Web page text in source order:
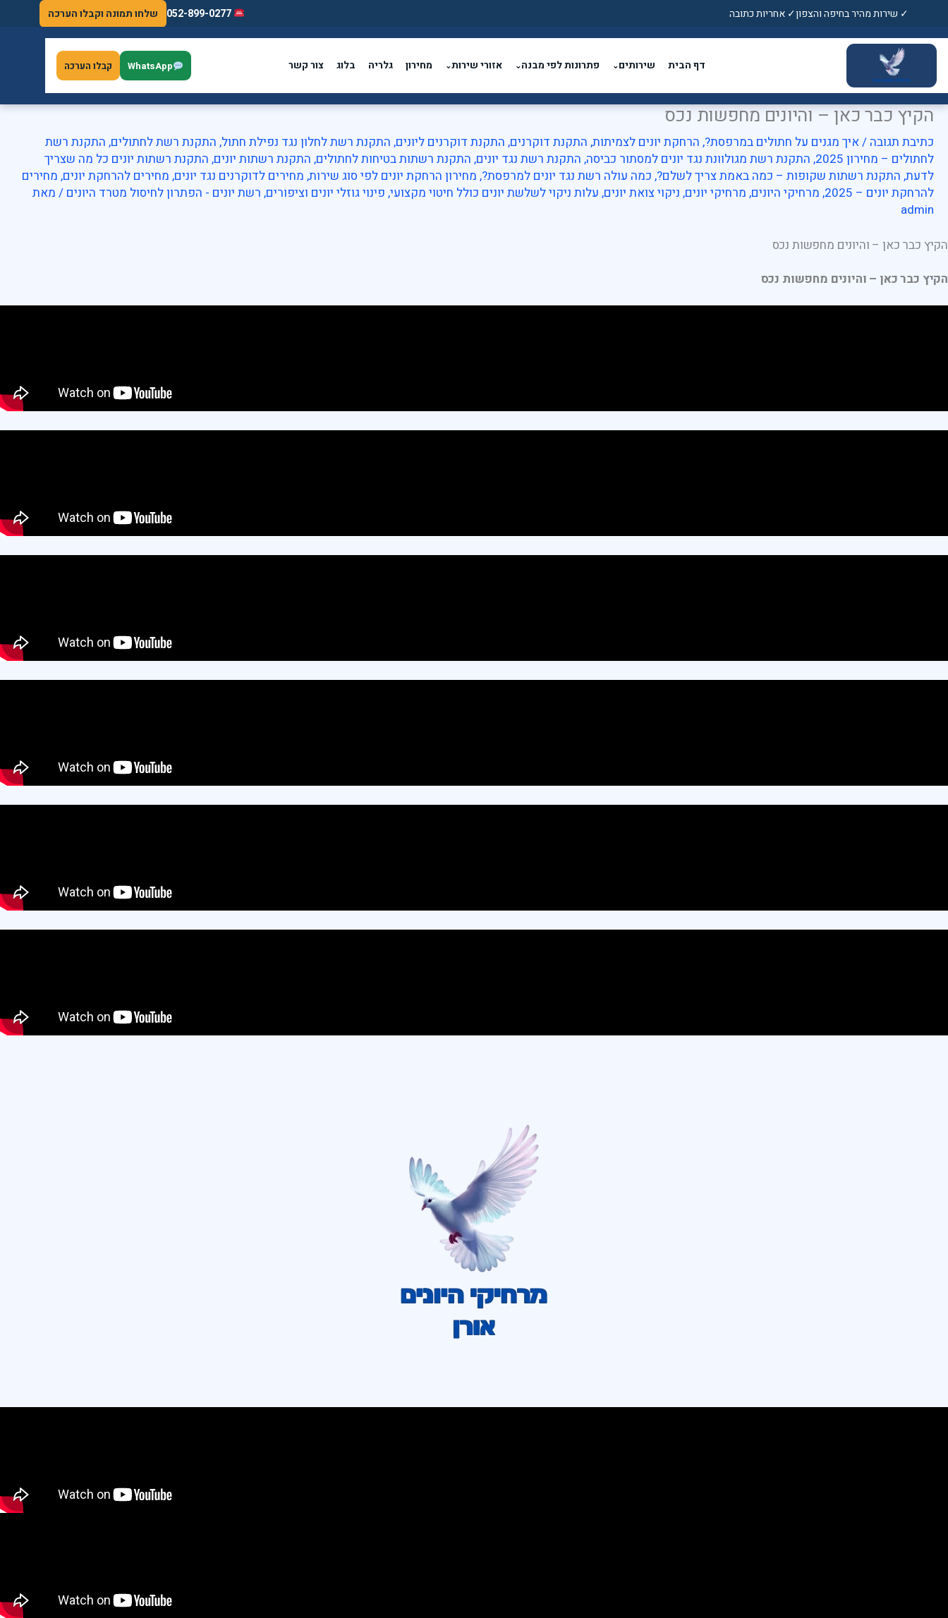
✓ שירות מהיר בחיפה והצפון✓ אחריות כתובה שלחו תמונה וקבלו הערכה
דף הבית שירותים⌄ פתרונות לפי מבנה⌄ אזורי שירות⌄ מחירון גלריה בלוג צור קשר WhatsApp קבלו הערכה
הקיץ כבר כאן – והיונים מחפשות נכס
כתיבת תגובה /איך מגנים על חתולים במרפסת?, הרחקת יונים לצמיתות, התקנת דוקרנים, התקנת דוקרנים ליונים, התקנת רשת לחלון נגד נפילת חתול, התקנת רשת לחתולים, התקנת רשת
לחתולים – מחירון 2025
, התקנת רשת מגולוונת נגד יונים למסתור כביסה, התקנת רשת נגד יונים, התקנת רשתות בטיחות לחתולים, התקנת רשתות יונים, התקנת רשתות יונים כל מה שצריך
לדעת, התקנת רשתות שקופות – כמה באמת צריך לשלם?, כמה עולה רשת נגד יונים למרפסת?, מחירון הרחקת יונים לפי סוג שירות, מחירים לדוקרנים נגד יונים, מחירים להרחקת יונים, מחירים
להרחקת יונים – 2025
, מרחיקי היונים, מרחיקי יונים, ניקוי צואת יונים, עלות ניקוי לשלשת יונים כולל חיטוי מקצועי, פינוי גוזלי יונים וציפורים, רשת יונים - הפתרון לחיסול מטרד היונים / מאת
admin
הקיץ כבר כאן – והיונים מחפשות נכס
הקיץ כבר כאן – והיונים מחפשות נכס